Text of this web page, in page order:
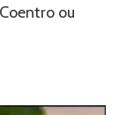
ou